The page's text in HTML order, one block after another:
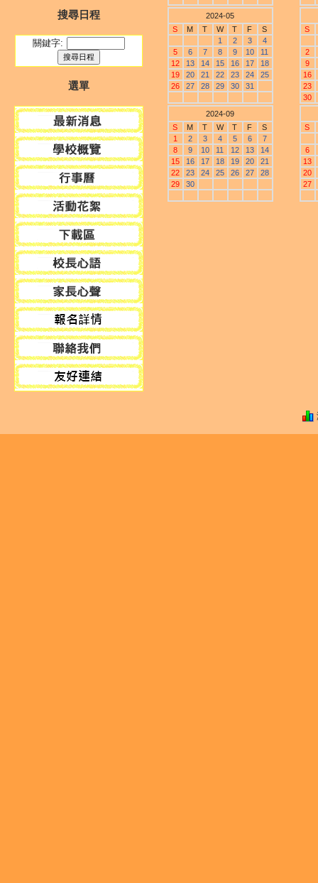
搜尋日程
關鍵字:
選單
2024-05
S
M T W T F
S
1
2 3
4
5
6 7 8 9 10
11
12
13 14 15 16 17
18
19
20 21 22 23 24
25
26
27 28 29 30 31
S
2
9
16
23
30
2024-09
S
M T W T F
S
1
2 3 4 5 6
7
8
9 10 11 12 13
14
15
16 17 18 19 20
21
22
23 24 25 26 27
28
29
30
S
6
13
20
27